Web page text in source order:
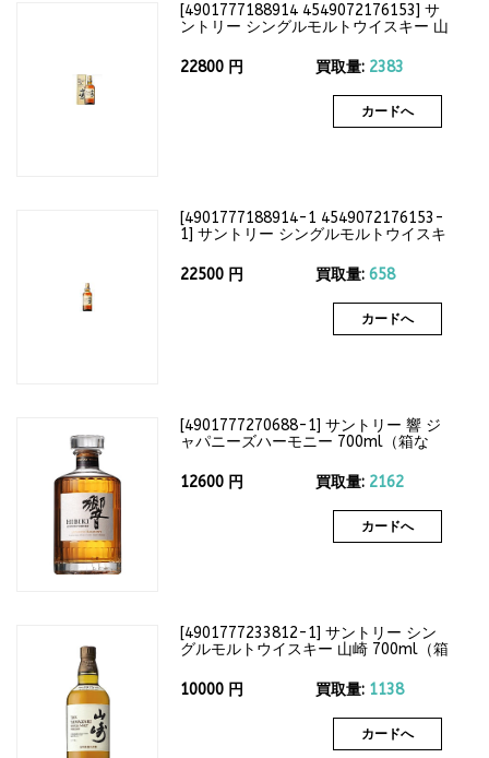
[4901777188914 4549072176153] サ
ントリー シングルモルトウイスキー 山
22800 円 買取量: 2383
カードへ
[4901777188914-1 4549072176153-
1] サントリー シングルモルトウイスキ
22500 円 買取量: 658
カードへ
[4901777270688-1] サントリー 響 ジ
ャパニーズハーモニー 700ml（箱な
12600 円 買取量: 2162
カードへ
[4901777233812-1] サントリー シン
グルモルトウイスキー 山崎 700ml（箱
10000 円 買取量: 1138
カードへ